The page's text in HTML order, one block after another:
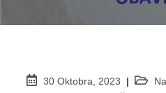
30 Oktobra, 2023